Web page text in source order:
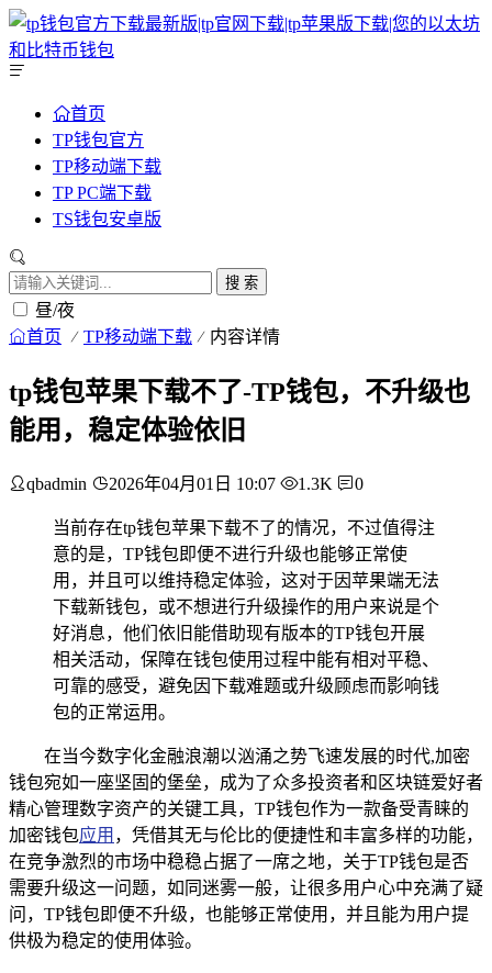
首页
TP钱包官方
TP移动端下载
TP PC端下载
TS钱包安卓版
搜 索
昼/夜
首页 TP移动端下载 内容详情
tp钱包苹果下载不了-TP钱包，不升级也
能用，稳定体验依旧
qbadmin 2026年04月01日 10:07 1.3K 0
当前存在tp钱包苹果下载不了的情况，不过值得注
意的是，TP钱包即便不进行升级也能够正常使
用，并且可以维持稳定体验，这对于因苹果端无法
下载新钱包，或不想进行升级操作的用户来说是个
好消息，他们依旧能借助现有版本的TP钱包开展
相关活动，保障在钱包使用过程中能有相对平稳、
可靠的感受，避免因下载难题或升级顾虑而影响钱
包的正常运用。
在当今数字化金融浪潮以汹涌之势飞速发展的时代,加密
钱包宛如一座坚固的堡垒，成为了众多投资者和区块链爱好者
精心管理数字资产的关键工具，TP钱包作为一款备受青睐的
加密钱包应用 ，凭借其无与伦比的便捷性和丰富多样的功能，
在竞争激烈的市场中稳稳占据了一席之地，关于TP钱包是否
需要升级这一问题，如同迷雾一般，让很多用户心中充满了疑
问，TP钱包即便不升级，也能够正常使用，并且能为用户提
供极为稳定的使用体验。